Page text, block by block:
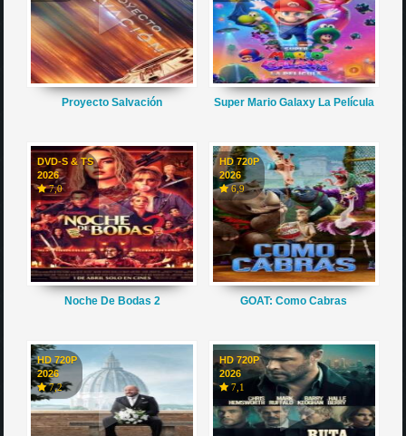
Proyecto Salvación Super Mario Galaxy La Película
DVD-S & TS
2026
7,0
Noche De Bodas 2
HD 720P
2026
6,9
GOAT: Como Cabras
HD 720P
2026
7,2
HD 720P
2026
7,1